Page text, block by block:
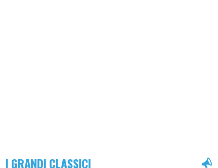
I GRANDI CLASSICI